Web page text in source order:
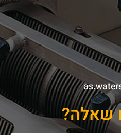
שאלה?